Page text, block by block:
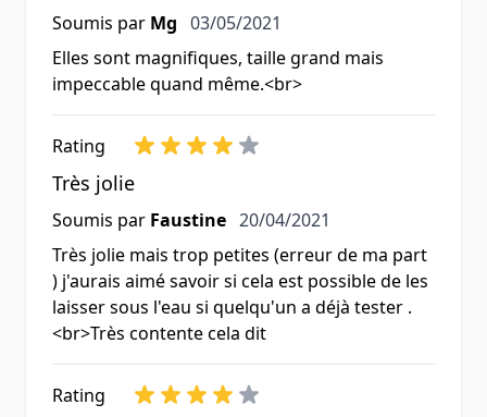
Soumis par Mg 3 mai 2021
03/05/2021
Elles sont magnifiques, taille grand mais
impeccable quand même.<br>
Rating
Très jolie
Soumis par Faustine 20 avril 2021
20/04/2021
Très jolie mais trop petites (erreur de ma part
) j'aurais aimé savoir si cela est possible de les
laisser sous l'eau si quelqu'un a déjà tester .
<br>Très contente cela dit
Rating